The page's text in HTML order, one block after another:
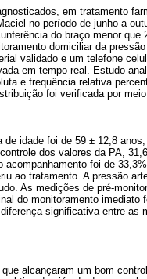
em tratamento
no período de junho a
do braço menor que
domiciliar da
validado e um telefone
em tempo real. Estudo
e frequência relativa
foi verificada por
idade foi de 59 ± 12,8
dos valores da PA,
foi de
ao tratamento. A pressão
As medições de pré-
do monitoramento
significativa entre
alcançaram um bom